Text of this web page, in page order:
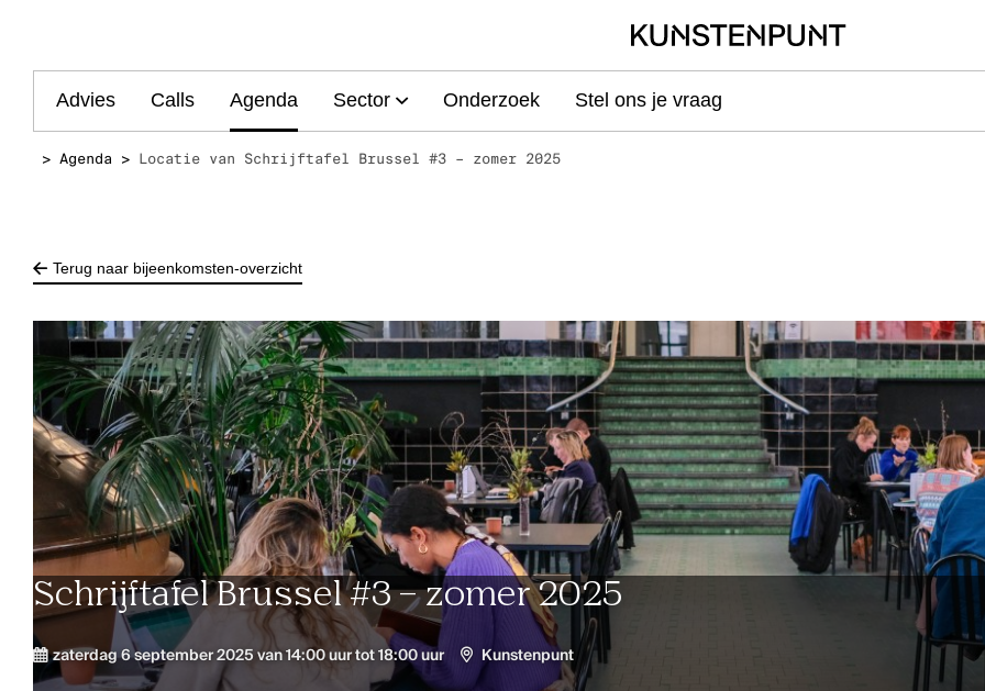
Advies Calls Agenda Sector Onderzoek Stel ons je vraag
Agenda Locatie van Schrijftafel Brussel #3 – zomer 2025
Terug naar bijeenkomsten-overzicht
Schrijftafel Brussel #3 – zomer 2025
zaterdag 6 september 2025 van 14:00 uur tot 18:00 uur Kunstenpunt